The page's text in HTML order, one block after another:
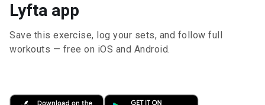
Lyfta app
Save this exercise, log your sets, and follow full
workouts — free on iOS and Android.